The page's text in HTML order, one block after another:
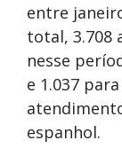
entre
total, 3.708
nesse
e 1.037
espanhol.